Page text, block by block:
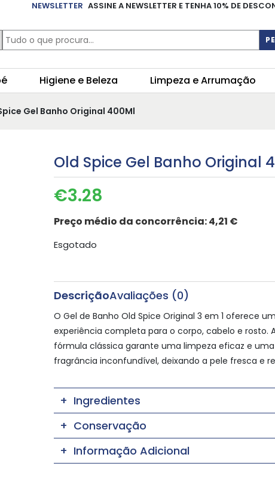
NEWSLETTER ASSINE A NEWSLETTER E TENHA 10% DE
Higiene e Beleza Limpeza e Arrumação
Gel Banho Original 400Ml
Old Spice Gel Banho Original
€3.28
Preço médio da concorrência:4,21 €
Esgotado
DescriçãoAvaliações (0)
O Gel de Banho Old Spice Original 3 em 1 oferece
experiência completa para o corpo, cabelo e rosto.
fórmula clássica garante uma limpeza eficaz e uma
fragrância inconfundível, deixando a pele fresca e
Ingredientes
Conservação
Informação Adicional